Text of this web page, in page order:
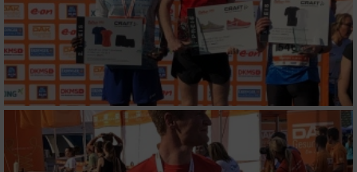
Analyse von Zielgruppen durch Statistiken
oder Kombinationen von Daten aus
verschiedenen Quellen
Entwicklung und Verbesserung der Angebote
Verwendung reduzierter Daten zur Auswahl
von Inhalten
IAB-Besonderheiten: